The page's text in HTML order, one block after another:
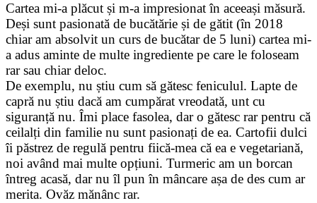
Cartea mi-a plăcut și m-a impresionat în aceeași măsură.
Deși sunt pasionată de bucătărie și de gătit (în 2018
chiar am absolvit un curs de bucătar de 5 luni) cartea mi-
a adus aminte de multe ingrediente pe care le foloseam
rar sau chiar deloc.
De exemplu, nu știu cum să gătesc feniculul. Lapte de
capră nu știu dacă am cumpărat vreodată, unt cu
siguranță nu. Îmi place fasolea, dar o gătesc rar pentru că
ceilalți din familie nu sunt pasionați de ea. Cartofii dulci
îi păstrez de regulă pentru fiică-mea că ea e vegetariană,
noi având mai multe opțiuni. Turmeric am un borcan
întreg acasă, dar nu îl pun în mâncare așa de des cum ar
merita. Ovăz mănânc rar.